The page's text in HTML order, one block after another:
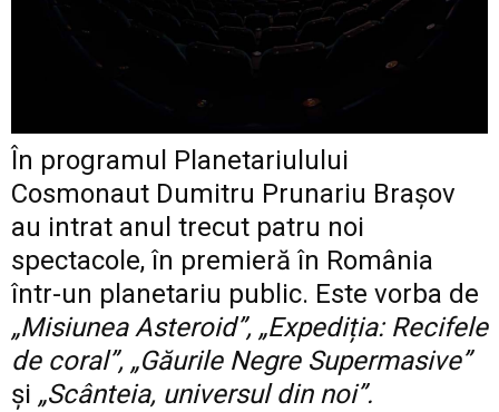
În programul Planetariulului
Cosmonaut Dumitru Prunariu Brașov
au intrat anul trecut patru noi
spectacole, în premieră în România
într-un planetariu public. Este vorba de
„Misiunea Asteroid”, „Expediția: Recifele
de coral”, „Găurile Negre Supermasive”
și „Scânteia, universul din noi”.